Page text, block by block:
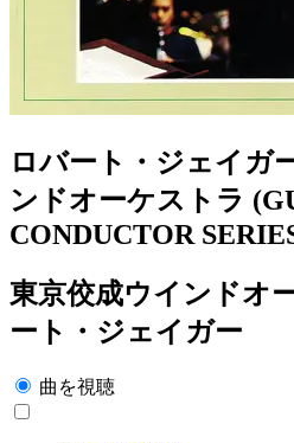
ロバート・ジェイガ
ンドオーケストラ
CONDUCTOR
東京佼成ウインドオ
ート・ジェイガー
曲を視聴